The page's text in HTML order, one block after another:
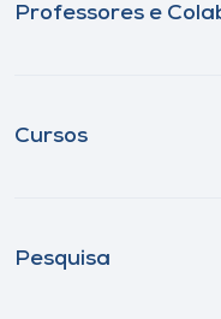
Professores e
Cursos
Pesquisa